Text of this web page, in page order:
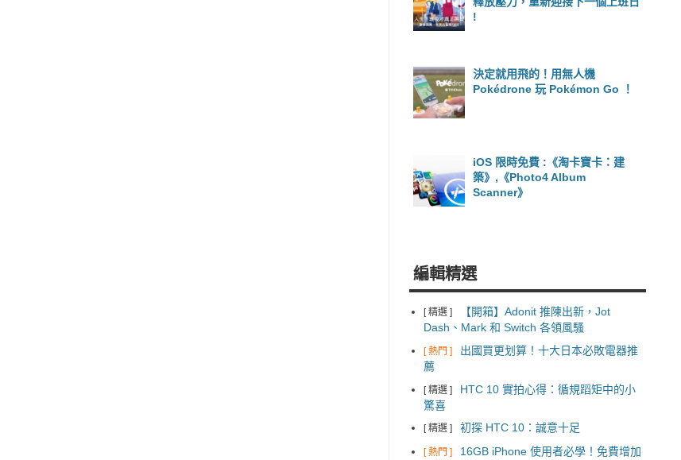
!
決定就用飛的！用無人機
Pokédrone 玩 Pokémon Go ！
iOS 限時免費 :《淘卡寶卡：建
築》,《Photo4 Album
Scanner》
編輯精選
[ 精選 ]
【開箱】Adonit 推陳出新，Jot
Dash、Mark 和 Switch 各領風騷
[ 熱門 ]
出國買更划算！十大日本必敗電器推
薦
[ 精選 ]
HTC 10 實拍心得：循規蹈矩中的小
驚喜
[ 精選 ] 初探 HTC 10：誠意十足
[ 熱門 ]
16GB iPhone 使用者必學！免費增加